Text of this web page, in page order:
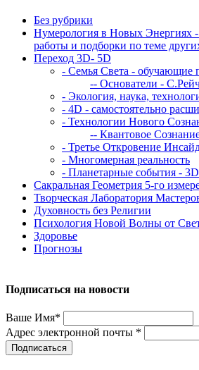
Без рубрики
Нумерология в Новых Энергиях
работы и подборки по теме
Переход 3D- 5D
- Семья Света - обучающие
-- Основатели -
- Экология, наука,
- 4D - самостоятельно
- Технологии Нового
-- Квантовое
- Третье Откровение
- Многомерная реальность
- Планетарные события -
Сакральная Геометрия 5-го
Творческая Лаборатория
Духовность без Религии
Психология Новой Волны от
Здоровье
Прогнозы
Подписаться на новости
Ваше Имя*
Адрес электронной почты *
Подписаться